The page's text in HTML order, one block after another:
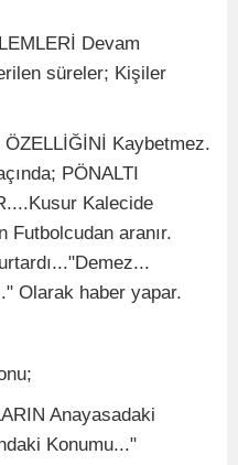
Devam
süreler; Kişiler
Kaybetmez.
PÖNALTI
Kalecide
Futbolcudan aranır.
Olarak haber yapar.
Anayasadaki
Konumu..."